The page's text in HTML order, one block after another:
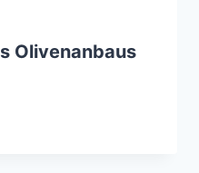
Olivenanbaus